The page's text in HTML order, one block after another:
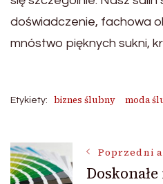
doświadczenie, fachowa
mnóstwo pięknych sukni,
Etykiety: biznes ślubny moda
Nawigacja
Poprzedni